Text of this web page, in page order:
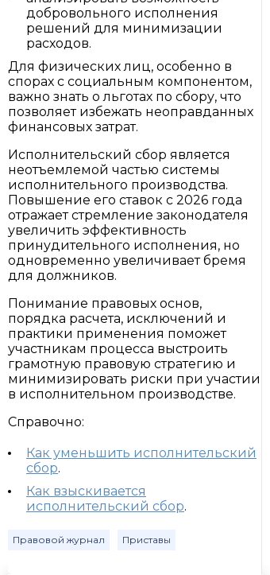
добровольного исполнения
решений для минимизации
расходов.
Для физических лиц, особенно в
спорах с социальным компонентом,
важно знать о льготах по сбору, что
позволяет избежать неоправданных
финансовых затрат.
Исполнительский сбор является
неотъемлемой частью системы
исполнительного производства.
Повышение его ставок с 2026 года
отражает стремление законодателя
увеличить эффективность
принудительного исполнения, но
одновременно увеличивает бремя
для должников.
Понимание правовых основ,
порядка расчета, исключений и
практики применения поможет
участникам процесса выстроить
грамотную правовую стратегию и
минимизировать риски при участии
в исполнительном производстве.
Справочно:
Как уменьшить исполнительский
сбор.
Как взыскивается
исполнительский сбор.
Правовой журнал Приставы